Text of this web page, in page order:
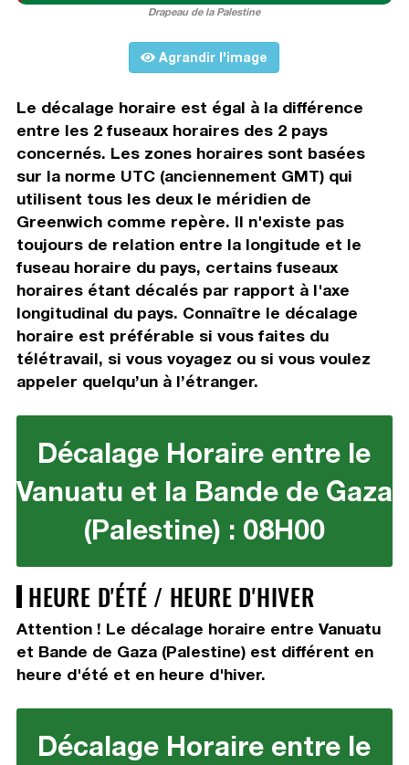
Drapeau de la Palestine
Agrandir l'image
Le décalage horaire est égal à la différence
entre les 2 fuseaux horaires des 2 pays
concernés. Les zones horaires sont basées
sur la norme UTC (anciennement GMT) qui
utilisent tous les deux le méridien de
Greenwich comme repère. Il n'existe pas
toujours de relation entre la longitude et le
fuseau horaire du pays, certains fuseaux
horaires étant décalés par rapport à l'axe
longitudinal du pays. Connaître le décalage
horaire est préférable si vous faites du
télétravail, si vous voyagez ou si vous voulez
appeler quelqu’un à l’étranger.
Décalage Horaire entre le
Vanuatu et la Bande de Gaza
(Palestine) : 08H00
HEURE D'ÉTÉ / HEURE D'HIVER
Attention ! Le décalage horaire entre Vanuatu
et Bande de Gaza (Palestine) est différent en
heure d'été et en heure d'hiver.
Décalage Horaire entre le